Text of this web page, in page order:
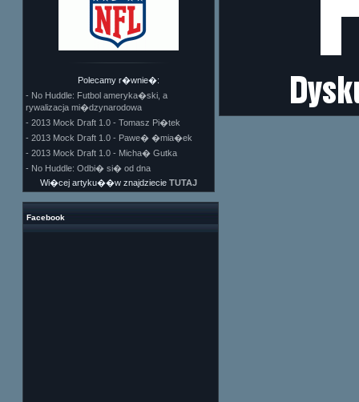
Polecamy r�wnie�:
- No Huddle: Futbol ameryka�ski, a
rywalizacja mi�dzynarodowa
- 2013 Mock Draft 1.0 - Tomasz Pi�tek
- 2013 Mock Draft 1.0 - Pawe� �mia�ek
- 2013 Mock Draft 1.0 - Micha� Gutka
- No Huddle: Odbi� si� od dna
Wi�cej artyku��w znajdziecie TUTAJ
Facebook